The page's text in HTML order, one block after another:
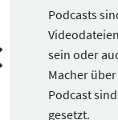
Podcasts
sein oder
Macher
Podcast
gesetzt.